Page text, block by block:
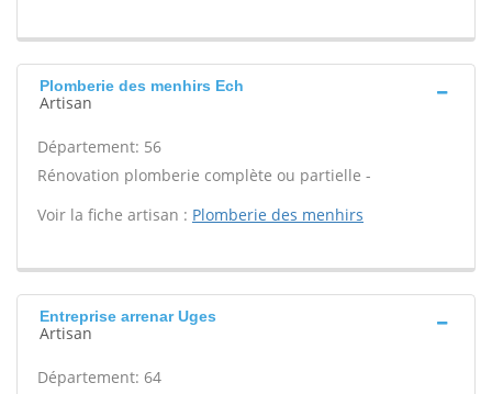
Plomberie des menhirs Ech
Artisan
Département: 56
Rénovation plomberie complète ou partielle -
Voir la fiche artisan : Plomberie des menhirs
Entreprise arrenar Uges
Artisan
Département: 64